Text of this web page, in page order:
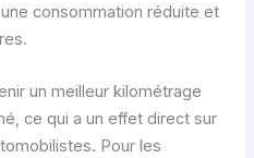
consommation réduite et
un meilleur kilométrage
ce qui a un effet direct sur
Pour les